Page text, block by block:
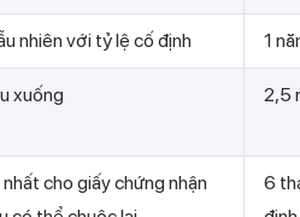
nhiên với tỷ lệ cố định 1
xuống 2,5
cho giấy chứng nhận
6